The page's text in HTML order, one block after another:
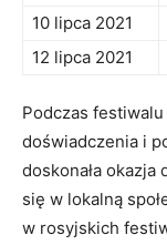
10⁤ lipca 2021
12 lipca 2021
Podczas
doświadczenia i
doskonała okazja
się w⁣ lokalną
w rosyjskich